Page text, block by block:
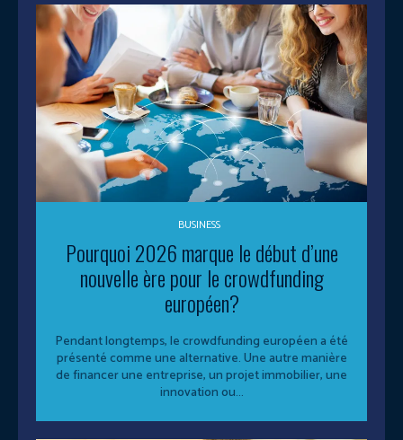
BUSINESS
Pourquoi 2026 marque le début d’une
nouvelle ère pour le crowdfunding
européen?
Pendant longtemps, le crowdfunding européen a été
présenté comme une alternative. Une autre manière
de financer une entreprise, un projet immobilier, une
innovation ou...